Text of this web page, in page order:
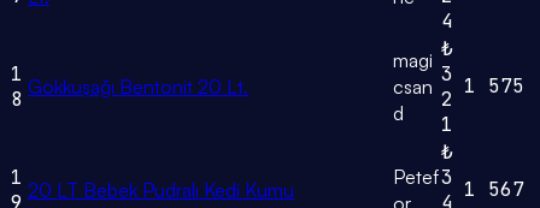
4
1
8 Gökkuşağı Bentonit 20 Lt.
magi
csan
d
₺
3
2
1
1 575
1 20 LT Bebek Pudralı Kedi Kumu
Petef
₺
3 1 567